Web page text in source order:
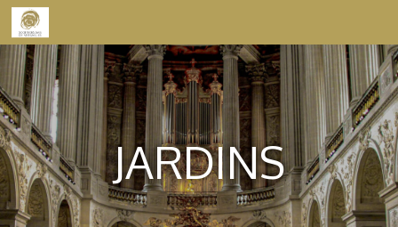
Skip to content
JARDINS